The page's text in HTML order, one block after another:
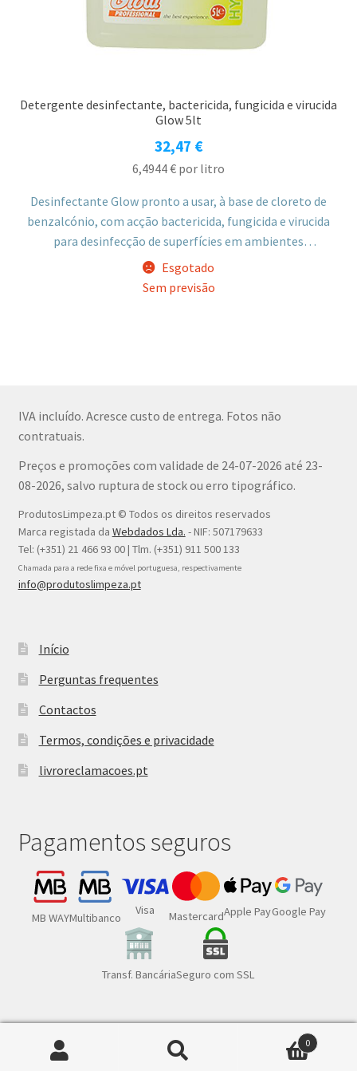
Detergente desinfectante, bactericida, fungicida e virucida
Glow 5lt
32,47 €
6,4944€ por litro
Desinfectante Glow pronto a usar, à base de cloreto de
benzalcónio, com acção bactericida, fungicida e virucida
para desinfecção de superfícies em ambientes
profissionais como indústria alimentar, hotelaria, saúde e
áreas institucionais. Aplicação por pulverização, imersão
Esgotado
Sem previsão
IVA incluído. Acresce custo de entrega. Fotos não
contratuais.
Preços e promoções com validade de 24-07-2026 até 23-
08-2026, salvo ruptura de stock ou erro tipográfico.
ProdutosLimpeza.pt © Todos os direitos reservados
Marca registada da Webdados Lda. - NIF: 507179633
Tel: (+351) 21 466 93 00 | Tlm. (+351) 911 500 133
Chamada para a rede fixa e móvel portuguesa, respectivamente
info@produtoslimpeza.pt
Início
Perguntas frequentes
Contactos
Termos, condições e privacidade
livroreclamacoes.pt
Pagamentos seguros
MB WAYMultibanco
Visa MastercardApple PayGoogle Pay
Transf. BancáriaSeguro com SSL
Pesquisar
Pesquisa
0